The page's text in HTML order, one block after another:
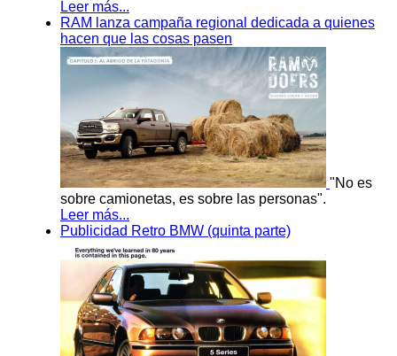
Leer más...
RAM lanza campaña regional dedicada a quienes
hacen que las cosas pasen
"No es
sobre camionetas, es sobre las personas".
Leer más...
Publicidad Retro BMW (quinta parte)